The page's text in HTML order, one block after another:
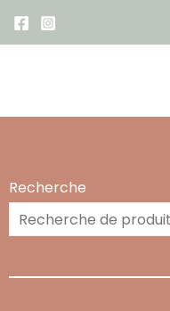
au
Recherche